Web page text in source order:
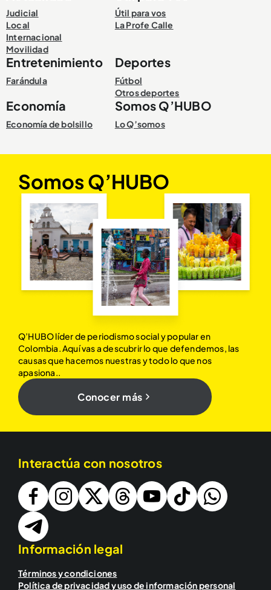
Judicial
Local
Internacional
Movilidad
Útil para vos
La Profe Calle
Entretenimiento
Farándula
Deportes
Fútbol
Otros deportes
Economía
Economía de bolsillo
Somos Q’HUBO
Lo Q’somos
Somos Q’HUBO
Q’HUBO líder de periodismo social y popular en
Colombia. Aquí vas a descubrir lo que defendemos, las
causas que hacemos nuestras y todo lo que nos
apasiona..
Conocer más
Interactúa con nosotros
Información legal
Términos y condiciones
Política de privacidad y uso de información personal